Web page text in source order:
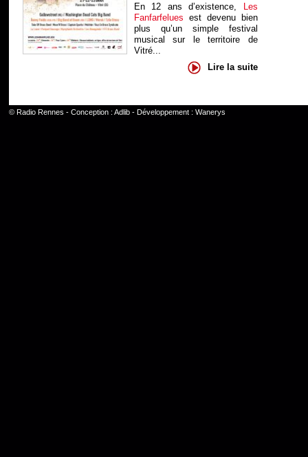
En 12 ans d’existence, Les
Fanfarfelues est devenu bien
plus qu’un simple festival
musical sur le territoire de
Vitré...
Lire la suite
© Radio Rennes - Conception : Adlib- Développement : Wanerys